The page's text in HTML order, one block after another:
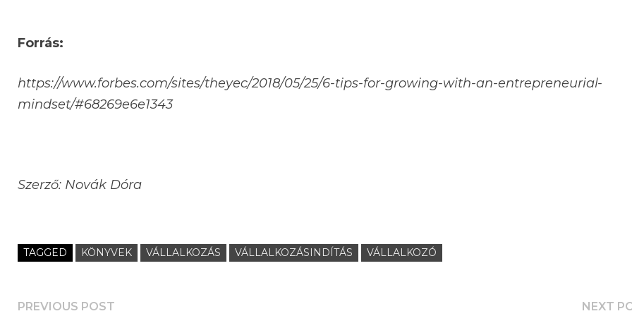
Forrás:
https://www.forbes.com/sites/theyec/2018/05/25/6-tips-for-growing-with-an-entrepreneurial-
mindset/#68269e6e1343
Szerző: Novák Dóra
TAGGED KÖNYVEK VÁLLALKOZÁS VÁLLALKOZÁSINDÍTÁS VÁLLALKOZÓ
PREVIOUS POST NEXT